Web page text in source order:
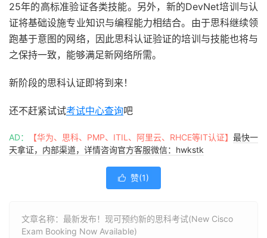
25年的高标准验证各类技能。另外，新的DevNet培训与认
证将基础设施专业知识与编程能力相结合。由于思科继续领
跑基于意图的网络，因此思科认证验证的培训与技能也将与
之保持一致，能够满足新网络所需。
新阶段的思科认证即将到来！
还不赶紧试试考试中心查询吧
AD： 【华为、思科、PMP、ITIL、阿里云、RHCE等IT认证】 最快一
天拿证，内部渠道，详情咨询官方客服微信：hwkstk
 赞(1)
文章名称：最新发布！现可预约新的思科考试(New Cisco
Exam Booking Now Available)